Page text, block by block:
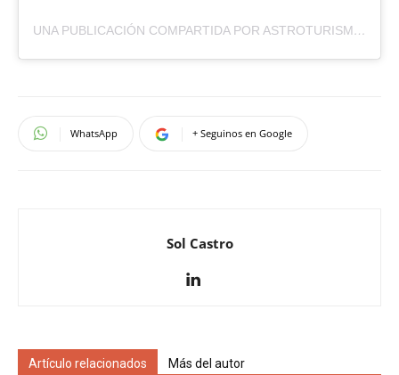
UNA PUBLICACIÓN COMPARTIDA POR ASTROTURISMO Y EXPERIENCIA DE DISEÑO (@VIAJEALASESTRELLAS.AR)
WhatsApp + Seguinos en Google
Sol Castro
Artículo relacionados Más del autor